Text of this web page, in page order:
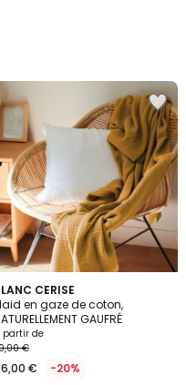
CERISE
en gaze de coton,
GAUFRÉ
partir de
€
€ -20%